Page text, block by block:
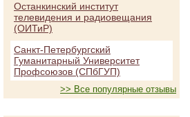
Останкинский институт
телевидения и радиовещания
(ОИТиР)
Санкт-Петербургский
Гуманитарный Университет
Профсоюзов (СПбГУП)
>> Все популярные отзывы